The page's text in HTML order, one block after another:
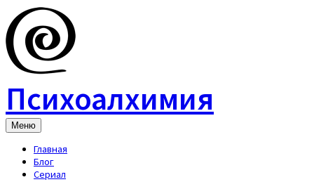
Skip
to
content
Психоалхимия
Меню
Главная
Блог
Сериал